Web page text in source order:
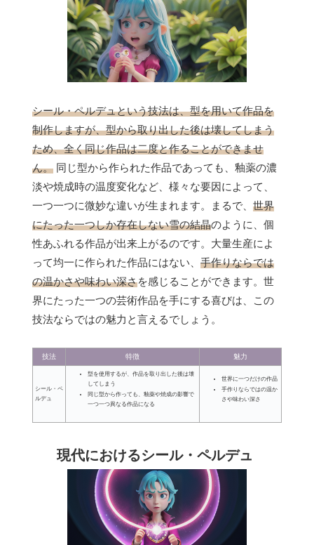
シール・ペルデュという技法は、型を用いて作品を
制作しますが、型から取り出した後は壊してしまう
ため、全く同じ作品は二度と作ることができませ
ん。 同じ型から作られた作品であっても、釉薬の濃
淡や焼成時の温度変化など、様々な要因によって、
一つ一つに微妙な違いが生まれます。まるで、 世界
にたった一つしか存在しない雪の結晶のように、個
性あふれる作品が出来上がるのです。大量生産によ
って均一に作られた作品にはない、 手作りならでは
の温かさや味わい深さを感じることができます。世
界にたった一つの芸術作品を手にする喜びは、この
技法ならではの魅力と言えるでしょう。
技法 特徴 魅力
シール・ペ
ルデュ
型を使用するが、作品を取り出した後は壊
してしまう
同じ型から作っても、釉薬や焼成の影響で
一つ一つ異なる作品になる
世界に一つだけの作品
手作りならではの温か
さや味わい深さ
現代におけるシール・ペルデュ